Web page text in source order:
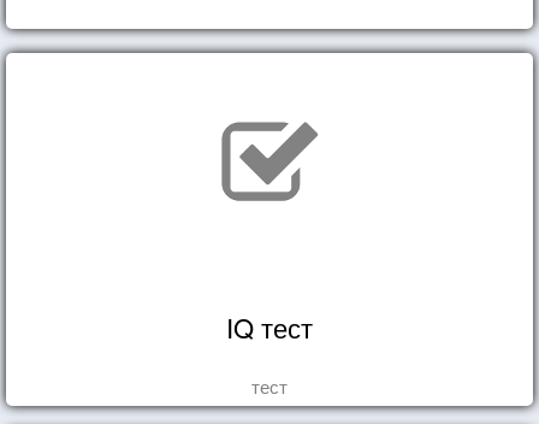
IQ тест
тест